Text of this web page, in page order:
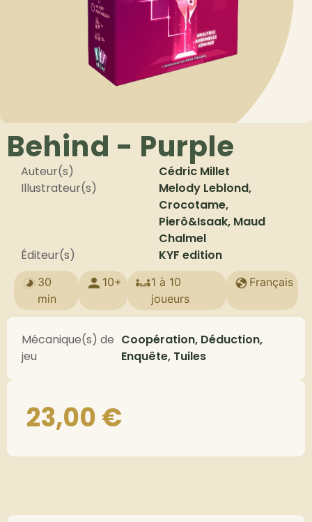
Behind - Purple
Auteur(s)
Cédric Millet
Illustrateur(s)
Melody Leblond,
Crocotame,
Pierô&Isaak, Maud
Chalmel
Éditeur(s)
KYF edition
30
min
10+
1 à 10
joueurs
Français
Mécanique(s) de
jeu
Coopération, Déduction,
Enquête, Tuiles
23,00€